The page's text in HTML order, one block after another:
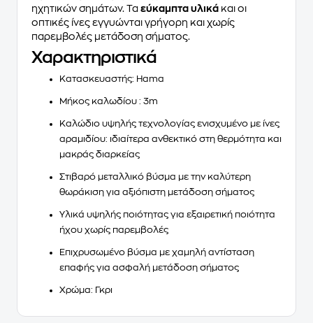
ηχητικών σημάτων. Τα εύκαμπτα υλικά και οι
οπτικές ίνες εγγυώνται γρήγορη και χωρίς
παρεμβολές μετάδοση σήματος.
Χαρακτηριστικά
Κατασκευαστής: Hama
Μήκος καλωδίου : 3m
Καλώδιο υψηλής τεχνολογίας ενισχυμένο με ίνες
αραμιδίου: ιδιαίτερα ανθεκτικό στη θερμότητα και
μακράς διαρκείας
Στιβαρό μεταλλικό βύσμα με την καλύτερη
θωράκιση για αξιόπιστη μετάδοση σήματος
Υλικά υψηλής ποιότητας για εξαιρετική ποιότητα
ήχου χωρίς παρεμβολές
Επιχρυσωμένο βύσμα με χαμηλή αντίσταση
επαφής για ασφαλή μετάδοση σήματος
Χρώμα: Γκρι